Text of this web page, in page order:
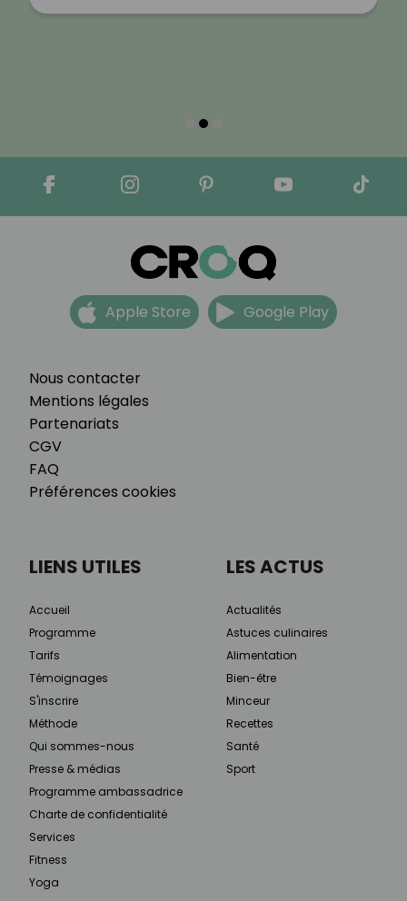
Nous contacter
Mentions légales
Partenariats
CGV
FAQ
Préférences cookies
Apple Store Google Play
LIENS UTILES
Accueil
Programme
Tarifs
Témoignages
S'inscrire
Méthode
Qui sommes-nous
Presse & médias
Programme ambassadrice
Charte de confidentialité
Services
Fitness
Yoga
LES ACTUS
Actualités
Astuces culinaires
Alimentation
Bien-être
Minceur
Recettes
Santé
Sport